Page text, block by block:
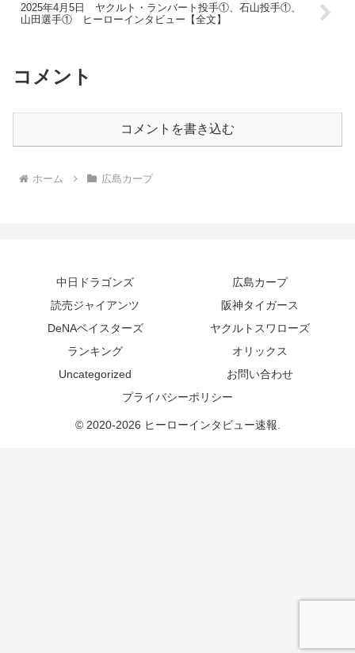
2025年4月5日 ヤクルト・ランバート投手①、石山投手①、
山田選手① ヒーローインタビュー【全文】
コメント
コメントを書き込む
ホーム 広島カープ
中日ドラゴンズ
広島カープ
読売ジャイアンツ
阪神タイガース
DeNAベイスターズ
ヤクルトスワローズ
ランキング
オリックス
Uncategorized
お問い合わせ
プライバシーポリシー
© 2020-2026 ヒーローインタビュー速報.